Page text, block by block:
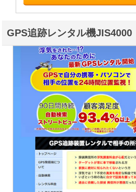
GPS追跡レンタル機JIS4000